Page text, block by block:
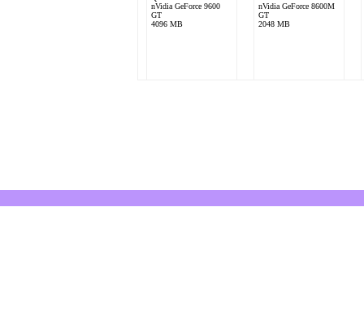
nVidia GeForce 9600
GT
4096 MB
nVidia GeForce 8600M
GT
2048 MB